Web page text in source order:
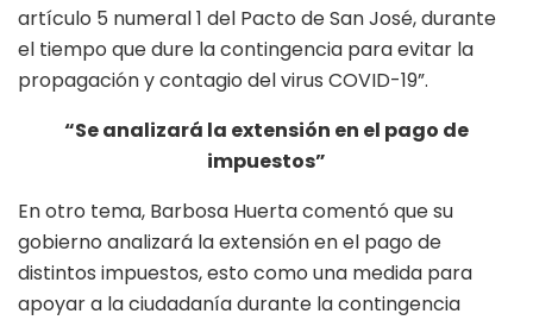
artículo 5 numeral 1 del Pacto de San José, durante
el tiempo que dure la contingencia para evitar la
propagación y contagio del virus COVID-19”.
“Se analizará la extensión en el pago de
impuestos”
En otro tema, Barbosa Huerta comentó que su
gobierno analizará la extensión en el pago de
distintos impuestos, esto como una medida para
apoyar a la ciudadanía durante la contingencia